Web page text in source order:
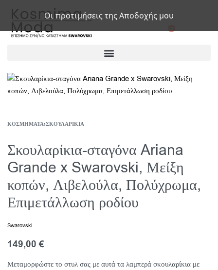
ΚΟΣΜΉΜΑΤΑ›ΣΚΟΥΛΑΡΊΚΙΑ
Σκουλαρίκια-σταγόνα Ariana
Grande x Swarovski, Μείξη
κοπών, Λιβελούλα, Πολύχρωμα,
Επιμετάλλωση ροδίου
Swarovski
149,00€
Μεταμορφώστε το στυλ σας με αυτά τα λαμπερά σκουλαρίκια με
Οι προτιμήσεις της Αποδοχής μου